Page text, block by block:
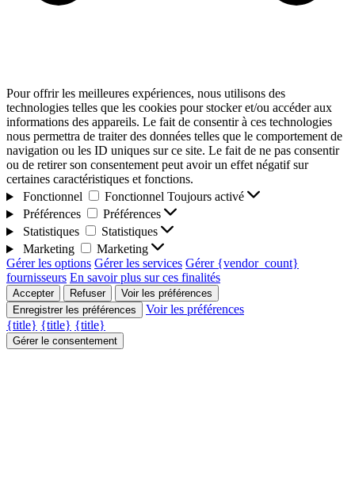
Pour offrir les meilleures expériences, nous utilisons des
technologies telles que les cookies pour stocker et/ou accéder aux
informations des appareils. Le fait de consentir à ces technologies
nous permettra de traiter des données telles que le comportement de
navigation ou les ID uniques sur ce site. Le fait de ne pas consentir
ou de retirer son consentement peut avoir un effet négatif sur
certaines caractéristiques et fonctions.
Fonctionnel
Fonctionnel Toujours activé
Préférences
Préférences
Statistiques
Statistiques
Marketing
Marketing
Gérer les options Gérer les services Gérer {vendor_count}
fournisseurs En savoir plus sur ces finalités
Accepter Refuser
Voir les préférences
Enregistrer les préférences
Voir les préférences
{title} {title} {title}
Gérer le consentement